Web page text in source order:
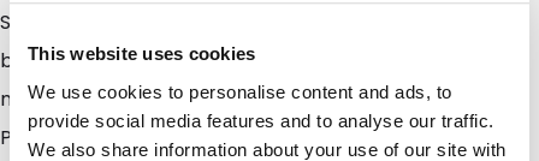
This website uses cookies
We use cookies to personalise content and ads, to
provide social media features and to analyse our traffic.
We also share information about your use of our site with
Sauerstoff und Feuchtigkeit geschützt. Die Barriere
beeinträchtigt die Recycelfähigkeit der Beutel aber
nicht, womit diese nach dem Gebrauch über den
Plastikmüll entsorgt und zu 100 % recycelt werden